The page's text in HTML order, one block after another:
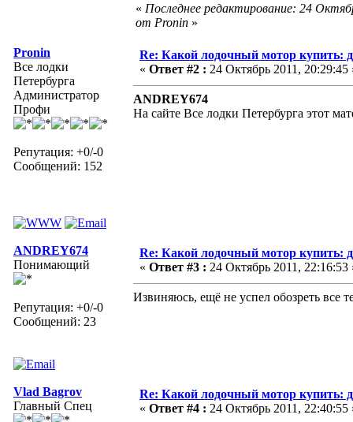
« Последнее редактирование: 24
от Pronin »
Pronin
Все лодки
Петербурга
Администратор
Профи
Репутация: +0/-0
Сообщений: 152
Re: Какой лодочный мотор купить:
« Ответ #2 : 24 Октябрь 2011, 20:29:45
ANDREY674
На сайте Все лодки Петербурга этот
ANDREY674
Понимающий
Репутация: +0/-0
Сообщений: 23
Re: Какой лодочный мотор купить:
« Ответ #3 : 24 Октябрь 2011, 22:16:53
Извиняюсь, ещё не успел обозреть все
Vlad Bagrov
Главный Спец
Re: Какой лодочный мотор купить:
« Ответ #4 : 24 Октябрь 2011, 22:40:55